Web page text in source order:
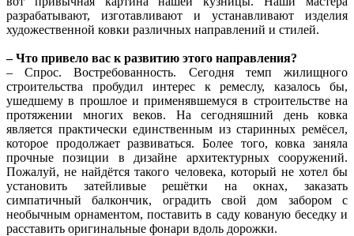
разрабатывают, изготавливают и устанавливают изделия
художественной ковки различных направлений и стилей.
– Что привело вас к развитию этого направления?
– Спрос. Востребованность. Сегодня темп жилищного
строительства пробудил интерес к ремеслу, казалось бы,
ушедшему в прошлое и применявшемуся в строительстве на
протяжении многих веков. На сегодняшний день ковка
является практически единственным из старинных ремёсел,
которое продолжает развиваться. Более того, ковка заняла
прочные позиции в дизайне архитектурных сооружений.
Пожалуй, не найдётся такого человека, который не хотел бы
установить затейливые решётки на окнах, заказать
симпатичный балкончик, оградить свой дом забором с
необычным орнаментом, поставить в саду кованую беседку и
расставить оригинальные фонари вдоль дорожки.